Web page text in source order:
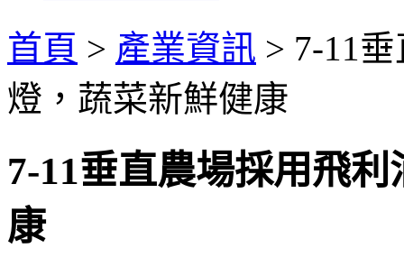
首頁 > 產業資訊 > 7-11
燈，蔬菜新鮮健康
7-11垂直農場採用飛
康